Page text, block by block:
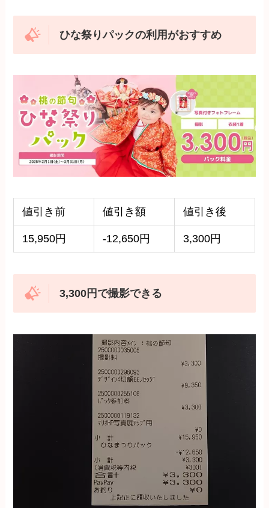
ひな祭りパックの利用がおすすめ
値引き前 値引き額 値引き後
15,950円 -12,650円 3,300円
3,300円で撮影できる